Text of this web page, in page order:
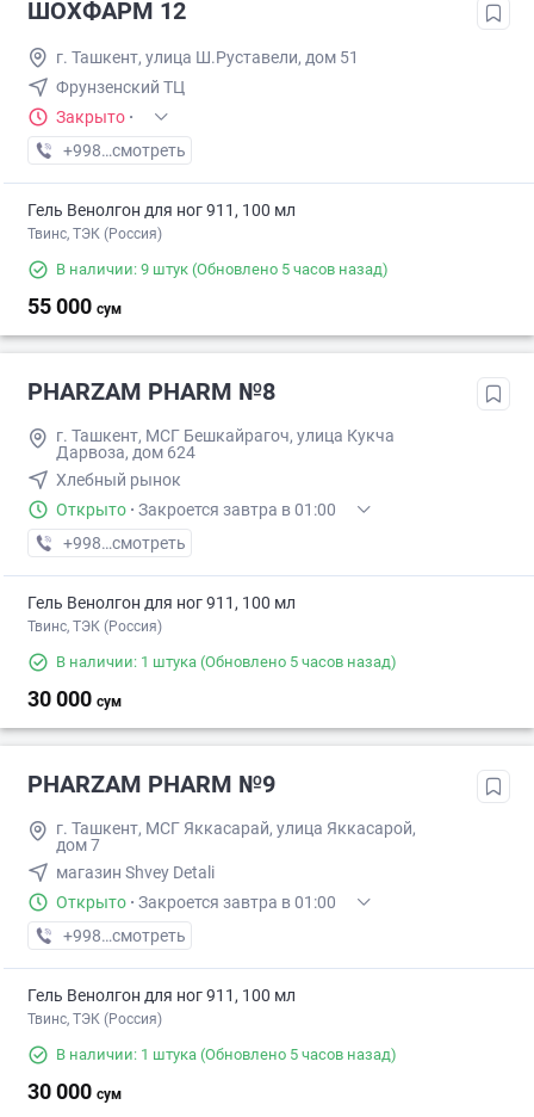
ШОХФАРМ 12
г. Ташкент, улица Ш.Руставели, дом 51
Фрунзенский ТЦ
Закрыто ·
+998 (71) XXX-XX-XX
смотреть
Гель Венолгон для ног 911, 100 мл
Твинс, ТЭК (Россия)
В наличии: 9 штук (Обновлено 5 часов назад)
55 000 сум
PHARZAM PHARM №8
г. Ташкент, МСГ Бешкайрагоч, улица Кукча
Дарвоза, дом 624
Хлебный рынок
Открыто · Закроется завтра в 01:00
+998 (77) XXX-XX-XX
смотреть
Гель Венолгон для ног 911, 100 мл
Твинс, ТЭК (Россия)
В наличии: 1 штука (Обновлено 5 часов назад)
30 000 сум
PHARZAM PHARM №9
г. Ташкент, МСГ Яккасарай, улица Яккасарой,
дом 7
магазин Shvey Detali
Открыто · Закроется завтра в 01:00
+998 (77) XXX-XX-XX
смотреть
Гель Венолгон для ног 911, 100 мл
Твинс, ТЭК (Россия)
В наличии: 1 штука (Обновлено 5 часов назад)
30 000 сум